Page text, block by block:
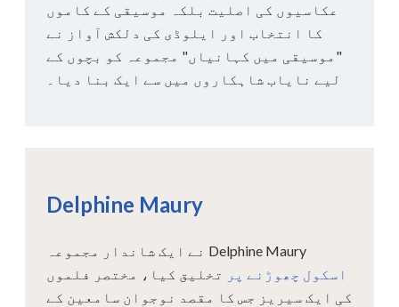
عکاسیوں کی اصلیت بلکہ موسیقی کے کاموں
کا انتخاب اور ایلوڈی کی دلکش آواز نے
"موسیقی میں کہانیاں" مجموعہ کو بچوں کے
لیے نایاب شاہکاروں میں سے ایک بنا دیا۔
Delphine Maury
Delphine Maury نے ایک شاندار مجموعہ
اسکول چھوڑنے پر تخلیق کیا، مختصر فلموں
کی ایک سیریز جس کا مقصد نوجوان سامعین کے